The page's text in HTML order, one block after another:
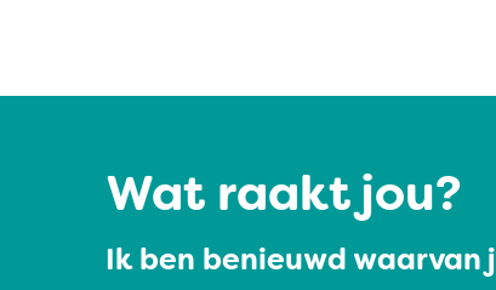
Wat raakt jou?
Ik ben benieuwd